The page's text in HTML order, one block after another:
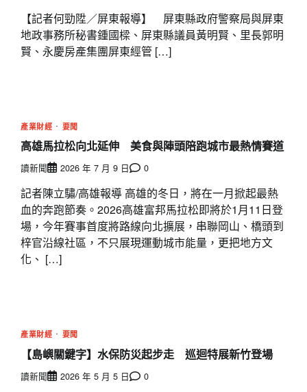
【記者何勁陞／屏東報導】 屏東縣政府警察局與屏東
地政事務所秘書鍾國樑、屏東縣議員黃明賢、里長郭明
賢、永慶房產集團屏東經管 […]
產業財經 要聞
高雄馬拉松向北延伸 美食與陣頭陪跑城市最熱情賽道
讀新聞 2026 年 7 月 9 日 0
記者陳立驌/高雄報導 高雄的冬日，將在一月掀起最熱
血的奔跑節奏。2026高雄富邦馬拉松即將於1月11日登
場，今年賽事首度將路線向北擴展，串聯岡山、橋頭到
梓官沿線社區，不只展現運動城市能量，更把地方文
化、 […]
產業財經 要聞
【島嶼關鍵字】水保防災起步走 巡迴特展新竹登場
讀新聞 2026 年 5 月 5 日 0